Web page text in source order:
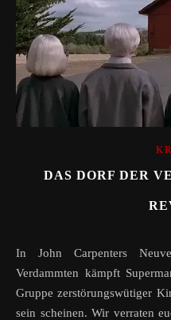
DAS DORF DER
In John Carpenters Neuverfilmung von Das Dorf der
Verdammten kämpft
Gruppe zerstörungswütiger
sein scheinen. Wir verraten